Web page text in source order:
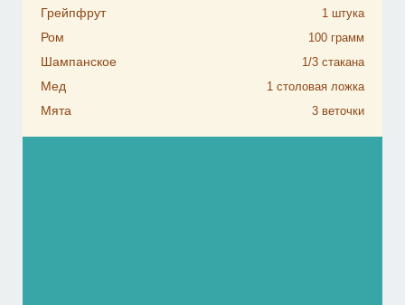
Грейпфрут 1 штука
Ром 100 грамм
Шампанское 1/3 стакана
Мед 1 столовая ложка
Мята 3 веточки